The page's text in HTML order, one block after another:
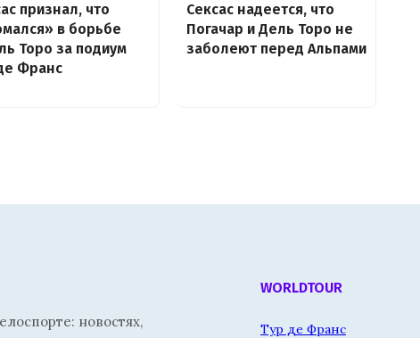
признал, что
в борьбе
Торо за подиум
Франс
Сексас надеется, что
Погачар и Дель Торо не
заболеют перед Альпами
новостях,
WORLDTOUR
Тур де Франс